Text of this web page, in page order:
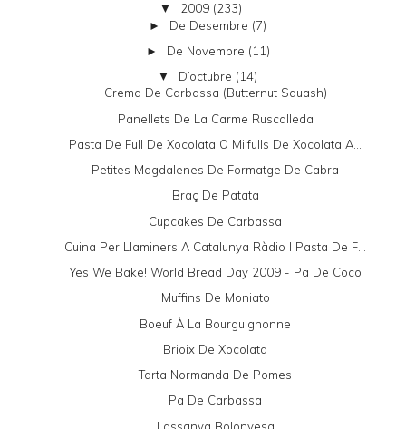
▼ 2009 (233)
► De Desembre (7)
► De Novembre (11)
▼ D’octubre (14)
Crema De Carbassa (butternut Squash)
Panellets De La Carme Ruscalleda
Pasta De Full De Xocolata O Milfulls De Xocolata A...
Petites Magdalenes De Formatge De Cabra
Braç De Patata
Cupcakes De Carbassa
Cuina Per Llaminers A Catalunya Ràdio I Pasta De F...
Yes We Bake! World Bread Day 2009 - Pa De Coco
Muffins De Moniato
Boeuf À La Bourguignonne
Brioix De Xocolata
Tarta Normanda De Pomes
Pa De Carbassa
Lassanya Bolonyesa